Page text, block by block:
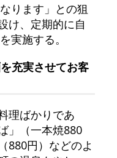
ります」との狙
け、定期的に自
実施する。
充実させてお客
理ばかりであ
」（一本焼880
880円）などのよ